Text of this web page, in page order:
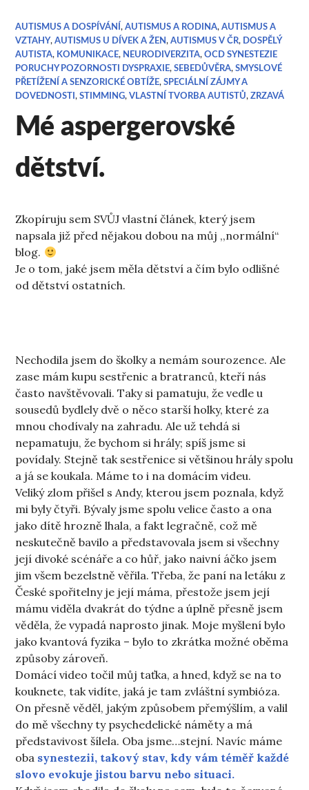
AUTISMUS A DOSPÍVÁNÍ,AUTISMUS A RODINA,AUTISMUS A
VZTAHY,AUTISMUS U DÍVEK A ŽEN,AUTISMUS V ČR, DOSPĚLÝ
AUTISTA, KOMUNIKACE, NEURODIVERZITA,OCD SYNESTEZIE
PORUCHY POZORNOSTI DYSPRAXIE,SEBEDŮVĚRA,SMYSLOVÉ
PŘETÍŽENÍ A SENZORICKÉ OBTÍŽE,SPECIÁLNÍ ZÁJMY A
DOVEDNOSTI,STIMMING,VLASTNÍ TVORBA AUTISTŮ,ZRZAVÁ
Mé aspergerovské
dětství.
Zkopíruju sem SVŮJ vlastní článek, který jsem
napsala již před nějakou dobou na můj ,,normální“
blog.
Je o tom, jaké jsem měla dětství a čím bylo odlišné
od dětství ostatních.
Nechodila jsem do školky a nemám sourozence. Ale
zase mám kupu sestřenic a bratranců, kteří nás
často navštěvovali. Taky si pamatuju, že vedle u
sousedů bydlely dvě o něco starší holky, které za
mnou chodívaly na zahradu. Ale už tehdá si
nepamatuju, že bychom si hrály; spíš jsme si
povídaly. Stejně tak sestřenice si většinou hrály spolu
a já se koukala. Máme to i na domácím videu.
Veliký zlom přišel s Andy, kterou jsem poznala, když
mi byly čtyři. Bývaly jsme spolu velice často a ona
jako dítě hrozně lhala, a fakt legračně, což mě
neskutečně bavilo a představovala jsem si všechny
její divoké scénáře a co hůř, jako naivní áčko jsem
jim všem bezelstně věřila. Třeba, že paní na letáku z
České spořitelny je její máma, přestože jsem její
mámu viděla dvakrát do týdne a úplně přesně jsem
věděla, že vypadá naprosto jinak. Moje myšlení bylo
jako kvantová fyzika – bylo to zkrátka možné oběma
způsoby zároveň.
Domácí video točil můj taťka, a hned, když se na to
kouknete, tak vidíte, jaká je tam zvláštní symbióza.
On přesně věděl, jakým způsobem přemýšlím, a valil
do mě všechny ty psychedelické náměty a má
představivost šílela. Oba jsme…stejní. Navíc máme
oba synestezii, takový stav, kdy vám téměř každé
slovo evokuje jistou barvu nebo situaci.